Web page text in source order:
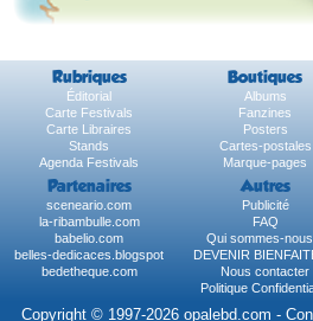
Rubriques Boutiques
Éditorial Albums
Carte Festivals
Fanzines
Carte Libraires
Posters
Stands
Cartes-postales
Agenda Festivals
Marque-pages
Partenaires Autres
sceneario.com Publicité
la-ribambulle.com
FAQ
babelio.com
Qui sommes-
belles-dedicaces.blogspot
DEVENIR
bedetheque.com
Nous contacter
Politique
Copyright © 1997-2026 opalebd.com -